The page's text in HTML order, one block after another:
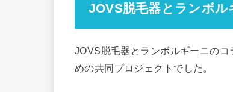
JOVS脱毛器とランボ
JOVS脱毛器とランボルギーニの
めの共同プロジェクトでした。